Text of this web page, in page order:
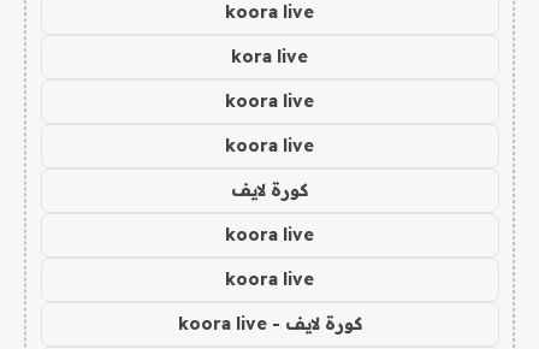
koora live
kora live
koora live
koora live
كورة لايف
koora live
koora live
كورة لايف - koora live